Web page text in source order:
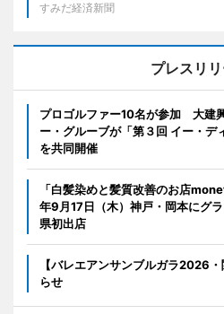
すみだ経済新聞
プレスリ
プロゴルファー10名が参加 大建
ー・グルーブが「第３回 イー・デ
を共同開催
「白髪染めと髪質改善のお店
年9月17日（木）神戸・岡本にグ
県初出店
【バレエアンサンブルガラ2026
らせ